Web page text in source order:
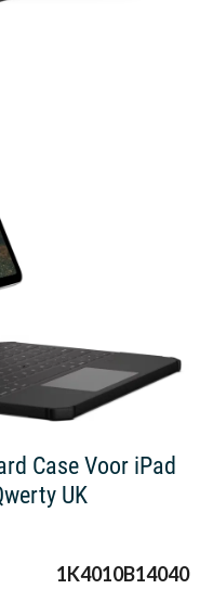
Case Voor iPad
UK
1K4010B14040